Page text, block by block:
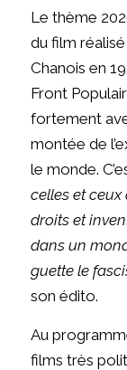
Le thème
du film
Chanois en
Front
fortement
montée de
le monde.
celles et
droits et
dans un
guette le
son édito.
Au
films très